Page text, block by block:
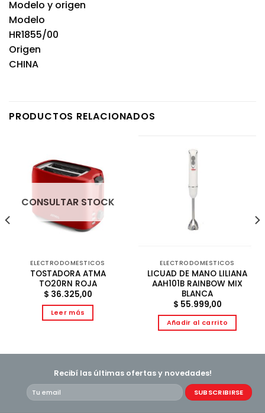
Modelo y origen
Modelo
HR1855/00
Origen
CHINA
PRODUCTOS RELACIONADOS
CONSULTAR STOCK
ELECTRODOMESTICOS
TOSTADORA ATMA
TO20RN ROJA
$ 36.325,00
Leer más
ELECTRODOMESTICOS
LICUAD DE MANO LILIANA
AAH101B RAINBOW MIX
BLANCA
$ 55.999,00
Añadir al carrito
Recibí las últimas ofertas y novedades!